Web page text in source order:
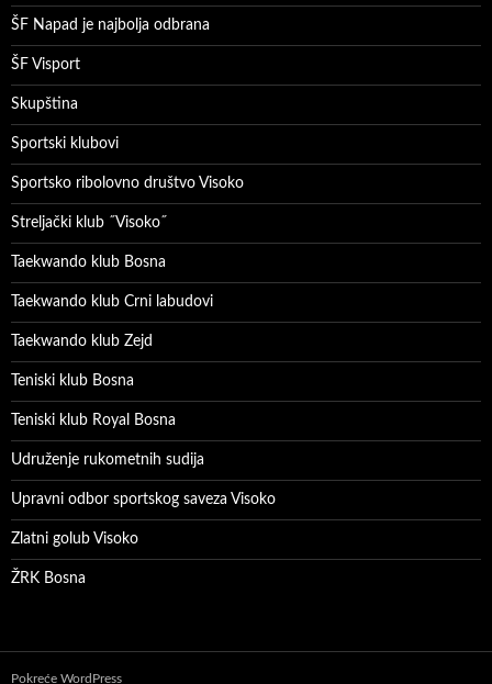
ŠF Napad je najbolja odbrana
ŠF Visport
Skupština
Sportski klubovi
Sportsko ribolovno društvo Visoko
Streljački klub ˝Visoko˝
Taekwando klub Bosna
Taekwando klub Crni labudovi
Taekwando klub Zejd
Teniski klub Bosna
Teniski klub Royal Bosna
Udruženje rukometnih sudija
Upravni odbor sportskog saveza Visoko
Zlatni golub Visoko
ŽRK Bosna
Pokreće WordPress